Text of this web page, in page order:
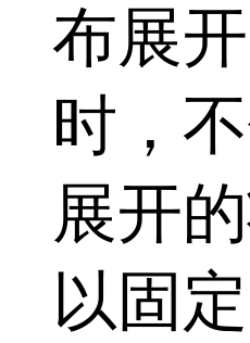
布展
时，
展开
以固